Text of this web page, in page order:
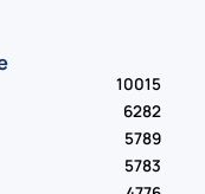
10015
6282
5789
5783